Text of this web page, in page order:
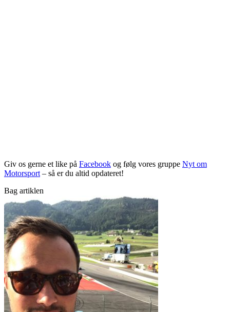
Giv os gerne et like på Facebook og følg vores gruppe Nyt om
Motorsport– så er du altid opdateret!
Bag artiklen